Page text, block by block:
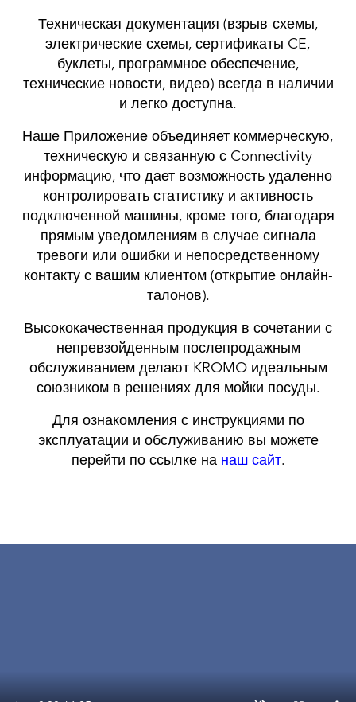
Техническая документация (взрыв-схемы,
электрические схемы, сертификаты CE,
буклеты, программное обеспечение,
технические новости, видео) всегда в наличии
и легко доступна.
Наше Приложение объединяет коммерческую,
техническую и связанную с Connectivity
информацию, что дает возможность удаленно
контролировать статистику и активность
подключенной машины, кроме того, благодаря
прямым уведомлениям в случае сигнала
тревоги или ошибки и непосредственному
контакту с вашим клиентом (открытие онлайн-
талонов).
Высококачественная продукция в сочетании с
непревзойденным послепродажным
обслуживанием делают KROMO идеальным
союзником в решениях для мойки посуды.
Для ознакомления с инструкциями по
эксплуатации и обслуживанию вы можете
перейти по ссылке на наш сайт.